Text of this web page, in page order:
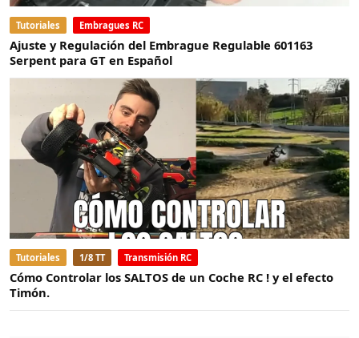
Tutoriales Embragues RC
Ajuste y Regulación del Embrague Regulable 601163
Serpent para GT en Español
Tutoriales 1/8 TT Transmisión RC
Cómo Controlar los SALTOS de un Coche RC ! y el efecto
Timón.